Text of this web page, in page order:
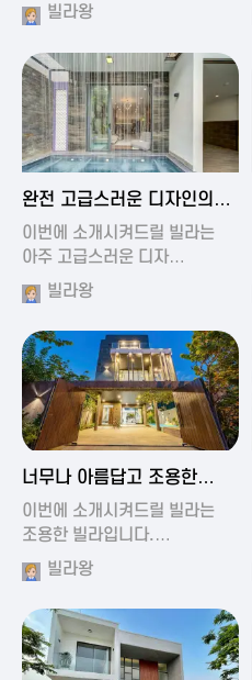
빌라왕
2024-11-19 01:13
완전 고급스러운 디자인의
빌라
이번에 소개시켜드릴 빌라는
아주 고급스러운 디자…
빌라왕
2024-11-19 01:47
너무나 아름답고 조용한
풀빌라
이번에 소개시켜드릴 빌라는
조용한 빌라입니다.…
빌라왕